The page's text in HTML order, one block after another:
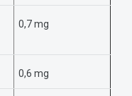
0,7 mg
0,6 mg